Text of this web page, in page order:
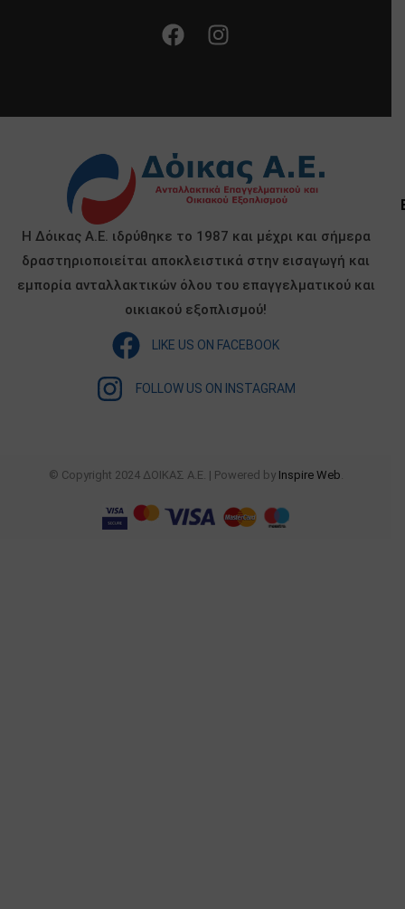
Η Δόικας Α.Ε. ιδρύθηκε το 1987 και μέχρι και σήμερα
δραστηριοποιείται αποκλειστικά στην εισαγωγή και
εμπορία ανταλλακτικών όλου του επαγγελματικού και
οικιακού εξοπλισμού!
LIKE US ON FACEBOOK
FOLLOW US ON INSTAGRAM
© Copyright 2024 ΔΟΙΚΑΣ Α.Ε. | Powered by Inspire Web.